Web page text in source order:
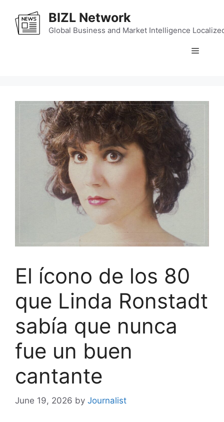
content
BIZL Network
Global Business and Market Intelligence
Menu
El ícono de los 80
que Linda Ronstadt
sabía que nunca
fue un buen
cantante
June 19, 2026 by Journalist